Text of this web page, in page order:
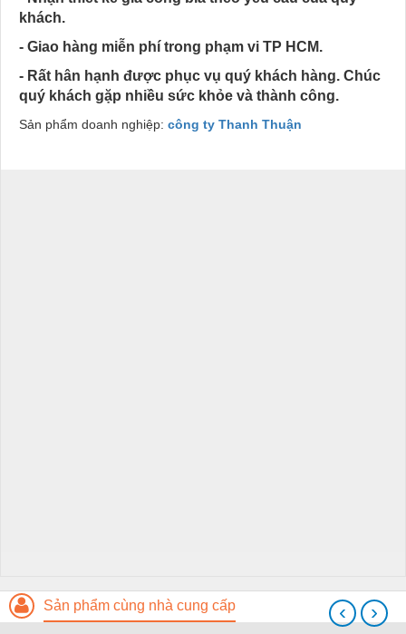
khách.
- Giao hàng miễn phí trong phạm vi TP HCM.
- Rất hân hạnh được phục vụ quý khách hàng. Chúc
quý khách gặp nhiều sức khỏe và thành công.
Sản phẩm doanh nghiệp: công ty Thanh Thuận
Sản phẩm cùng nhà cung cấp ‹ ›